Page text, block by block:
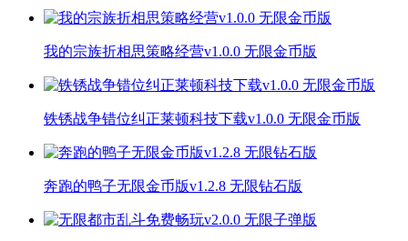
我的宗族折相思策略经营v1.0.0 无限金币版
铁锈战争错位纠正莱顿科技下载v1.0.0 无限金币版
奔跑的鸭子无限金币版v1.2.8 无限钻石版